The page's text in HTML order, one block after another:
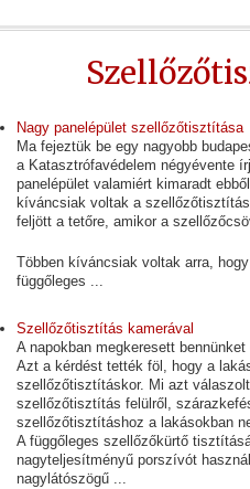
Nagy panelépület szellőzőtisztítása
Ma fejeztük be egy nagyobb
a Katasztrófavédelem négyévente
panelépület valamiért kimaradt
kíváncsiak voltak a
feljött a tetőre, amikor a
Többen kíváncsiak voltak arra,
függőleges ...
Szellőzőtisztítás kamerával
A napokban megkeresett
Azt a kérdést tették föl, hogy a
szellőzőtisztításkor. Mi azt
szellőzőtisztítás felülről,
szellőzőtisztításhoz a lakásokban
A függőleges szellőzőkürtő
nagyteljesítményű porszívót
nagylátószögű ...